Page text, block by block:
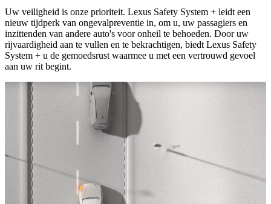
Uw veiligheid is onze prioriteit. Lexus Safety System + leidt een
nieuw tijdperk van ongevalpreventie in, om u, uw passagiers en
inzittenden van andere auto's voor onheil te behoeden. Door uw
rijvaardigheid aan te vullen en te bekrachtigen, biedt Lexus Safety
System + u de gemoedsrust waarmee u met een vertrouwd gevoel
aan uw rit begint.